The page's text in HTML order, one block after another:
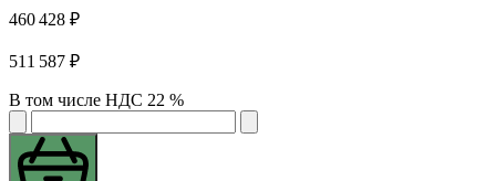
460 428 ₽
511 587 ₽
В том числе НДС 22 %